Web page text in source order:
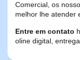
Comercial, os
melhor lhe atender
Entre em contato
oline digital,